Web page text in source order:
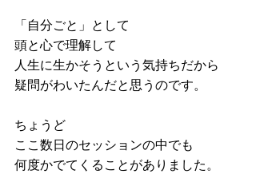
「自分ごと」として
頭と心で理解して
人生に生かそうという気持ちだから
疑問がわいたんだと思うのです。
ちょうど
ここ数日のセッションの中でも
何度かでてくることがありました。